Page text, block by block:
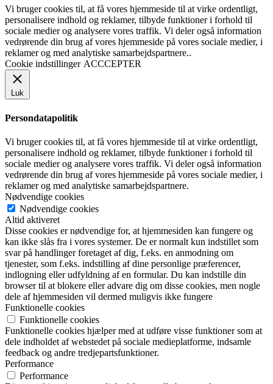
Vi bruger cookies til, at få vores hjemmeside til at virke ordentligt,
personalisere indhold og reklamer, tilbyde funktioner i forhold til
sociale medier og analysere vores traffik. Vi deler også information
vedrørende din brug af vores hjemmeside på vores sociale medier, i
reklamer og med analytiske samarbejdspartnere..
Cookie indstillinger ACCCEPTER
Luk
Persondatapolitik
Vi bruger cookies til, at få vores hjemmeside til at virke ordentligt,
personalisere indhold og reklamer, tilbyde funktioner i forhold til
sociale medier og analysere vores traffik. Vi deler også information
vedrørende din brug af vores hjemmeside på vores sociale medier, i
reklamer og med analytiske samarbejdspartnere.
Nødvendige cookies
Nødvendige cookies
Altid aktiveret
Disse cookies er nødvendige for, at hjemmesiden kan fungere og
kan ikke slås fra i vores systemer. De er normalt kun indstillet som
svar på handlinger foretaget af dig, f.eks. en anmodning om
tjenester, som f.eks. indstilling af dine personlige præferencer,
indlogning eller udfyldning af en formular. Du kan indstille din
browser til at blokere eller advare dig om disse cookies, men nogle
dele af hjemmesiden vil dermed muligvis ikke fungere
Funktionelle cookies
Funktionelle cookies
Funktionelle cookies hjælper med at udføre visse funktioner som at
dele indholdet af webstedet på sociale medieplatforme, indsamle
feedback og andre tredjepartsfunktioner.
Performance
Performance